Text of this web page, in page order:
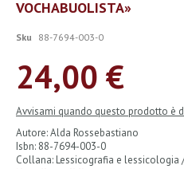
galleria
immagini
VOCHABUOLISTA»
Sku 88-7694-003-0
24,00 €
Avvisami quando questo prodotto è
Autore: Alda Rossebastiano
Isbn: 88-7694-003-0
Collana: Lessicografia e lessicologia